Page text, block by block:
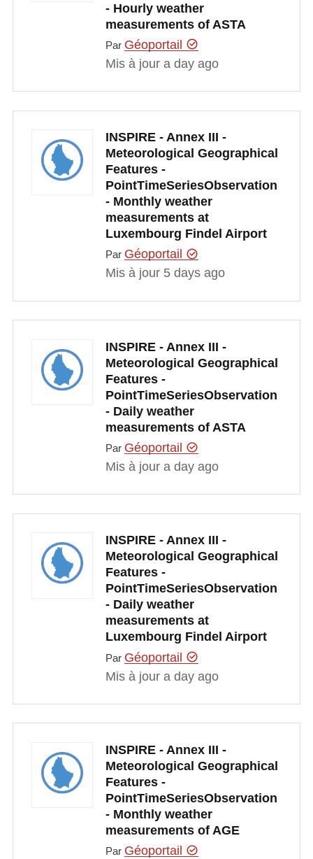
- Hourly weather
measurements of ASTA
Par Géoportail
Mis à jour a day ago
INSPIRE - Annex III -
Meteorological Geographical
Features -
PointTimeSeriesObservation
- Monthly weather
measurements at
Luxembourg Findel Airport
Par Géoportail
Mis à jour 5 days ago
INSPIRE - Annex III -
Meteorological Geographical
Features -
PointTimeSeriesObservation
- Daily weather
measurements of ASTA
Par Géoportail
Mis à jour a day ago
INSPIRE - Annex III -
Meteorological Geographical
Features -
PointTimeSeriesObservation
- Daily weather
measurements at
Luxembourg Findel Airport
Par Géoportail
Mis à jour a day ago
INSPIRE - Annex III -
Meteorological Geographical
Features -
PointTimeSeriesObservation
- Monthly weather
measurements of AGE
Par Géoportail